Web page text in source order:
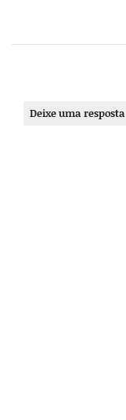
Deixe uma resposta